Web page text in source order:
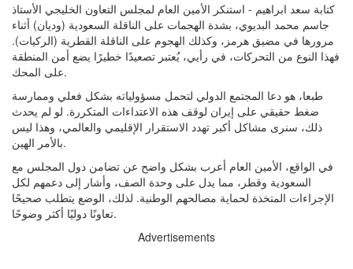
كتابة سعد ابراهيم - استنكر الأمين العام لمجلس التعاون الخليجي الأستاذ
جاسم محمد البديوي، بشدة الهجمات على الناقلة السعودية (وديان) أثناء
مرورها في مضيق هرمز، وكذلك الهجوم على الناقلة القطرية (الركيات).
فهذا النوع من التحركات، في رأيي، يُعتبر تصعيدًا خطيرًا يضع أمن المنطقة
على المحك.
طبعا، هو دعا المجتمع الدولي لتحمل مسؤولياته بشكل فعلي وممارسة
ضغط حقيقي على إيران لوقف هذه الاعتداءات المتكررة. لو لم يحدث
ذلك، سنرى مشاكل أكبر تهدد الاستقرار الإقليمي والعالمي، وهذا ليس
بالأمر الهين.
في الواقع، الأمين العام أعرب بشكل واضح عن تضامن دول المجلس مع
السعودية وقطر، مما يدل على وحدة الصف، وأشار إلى دعمهم لكل
الإجراءات المتخذة لحماية مصالحهم الوطنية. لذلك، الوضع يتطلب صحيحًا
تعاونًا دوليًا أكثر وضوحًا.
Advertisements